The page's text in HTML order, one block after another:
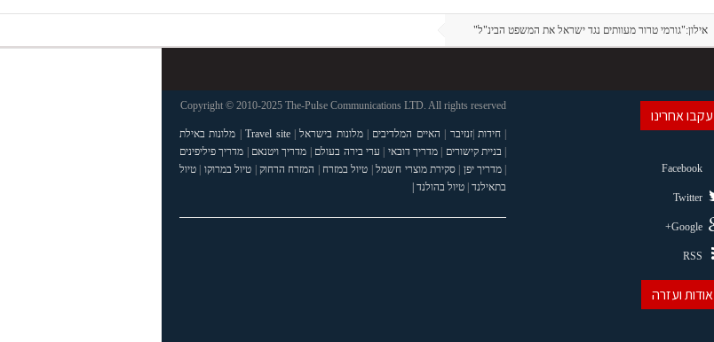
אילון:"גורמי טרור מעוותים נגד ישראל את המשפט הבינ"ל"
עקבו אחרינו
Facebook
Twitter
Google+
RSS
אודות ועזרה
Copyright © 2010-2025 The-Pulse Communications LTD. All rights reserved
| חידות |זנזיבר | האיים המלדיבים |מלונות בישראל|
Travel site
| מלונות באילת
| בניית קישורים |מדריך דובאי | ערי בירה בעולם | מדריך ויטנאם | מדריך פיליפינים
| מדריך יפן |סקירת מוצרי חשמל| טיול במזרח | המזרח הרחוק | טיול במרוקו | טיול
בתאילנד| טיול בהולנד |